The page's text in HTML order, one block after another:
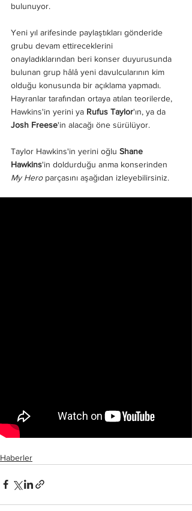
bulunuyor.
Yeni yıl arifesinde paylaştıkları gönderide
grubu devam ettireceklerini
onayladıklarından beri konser duyurusunda
bulunan grup hâlâ yeni davulcularının kim
olduğu konusunda bir açıklama yapmadı.
Hayranlar tarafından ortaya atılan teorilerde,
Hawkins'in yerini ya Rufus Taylor'ın, ya da
Josh Freese'in alacağı öne sürülüyor.
Taylor Hawkins'in yerini oğlu Shane
Hawkins'in doldurduğu anma konserinden
My Hero parçasını aşağıdan izleyebilirsiniz.
Haberler